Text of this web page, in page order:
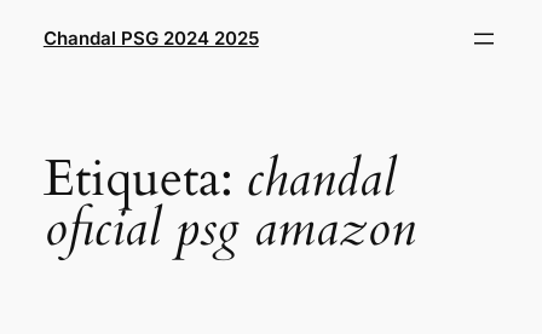
Chandal PSG 2024 2025
Etiqueta: chandal
oficial psg amazon